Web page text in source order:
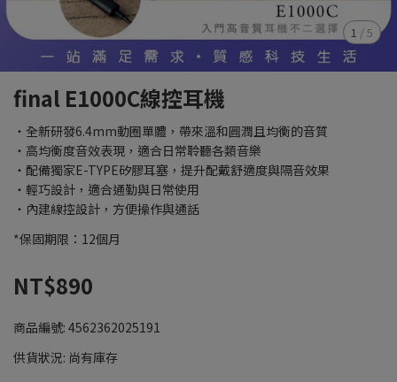
1 /5
final E1000C線控耳機
・全新研發6.4mm動圈單體，帶來溫和圓潤且均衡的音質
・高均衡度音效表現，適合日常聆聽各類音樂
・配備獨家E-TYPE矽膠耳塞，提升配戴舒適度與隔音效果
・輕巧設計，適合通勤與日常使用
・內建線控設計，方便操作與通話
*保固期限：12個月
NT$890
商品編號: 4562362025191
供貨狀況: 尚有庫存